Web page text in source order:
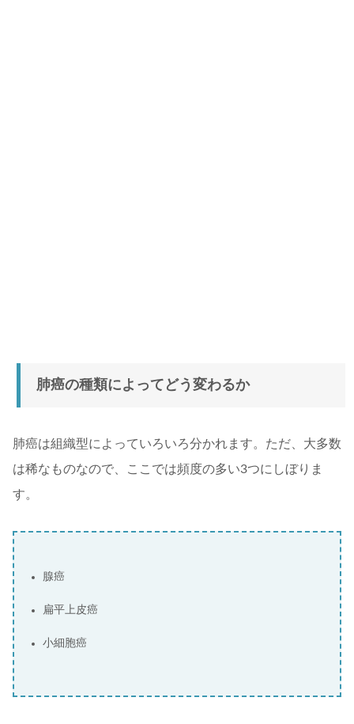
肺癌の種類によってどう変わるか
肺癌は組織型によっていろいろ分かれます。ただ、大多数
は稀なものなので、ここでは頻度の多い3つにしぼりま
す。
腺癌
扁平上皮癌
小細胞癌